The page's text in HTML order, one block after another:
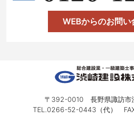
WEBからのお問い
〒392-0010 長野県諏訪市
TEL.0266-52-0443（代）